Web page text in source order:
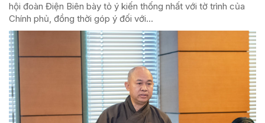
hội đoàn Điện Biên bày tỏ ý kiến thống nhất với tờ trình của
Chính phủ, đồng thời góp ý đối với...